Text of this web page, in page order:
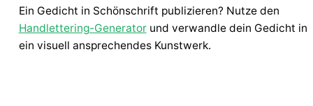
Ein Gedicht in Schönschrift publizieren? Nutze den
Handlettering-Generatorund verwandle dein Gedicht in
ein visuell ansprechendes Kunstwerk.